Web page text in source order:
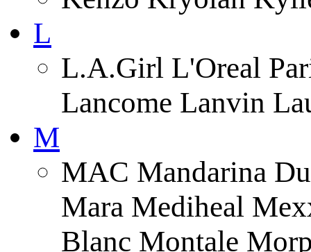
L
L.A.Girl L'Oreal
Lancome Lanvin
M
MAC Mandarina
Mara Mediheal
Blanc Montale